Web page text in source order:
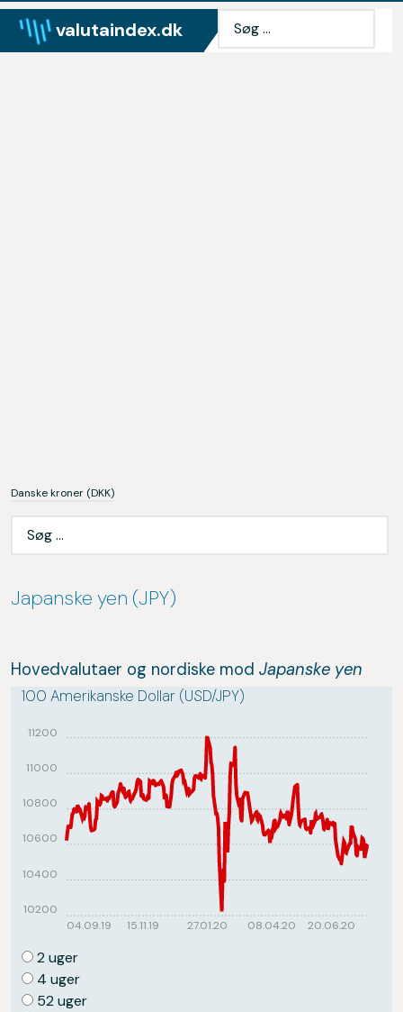
valutaindex.dk
Danske kroner (DKK)
Japanske yen (JPY)
Hovedvalutaer og nordiske mod Japanske yen
100 Amerikanske Dollar (USD/JPY)
04.09.19 15.11.19 27.01.20 08.04.20 20.06.20
10200
10400
10600
10800
11000
11200
2 uger
4 uger
52 uger